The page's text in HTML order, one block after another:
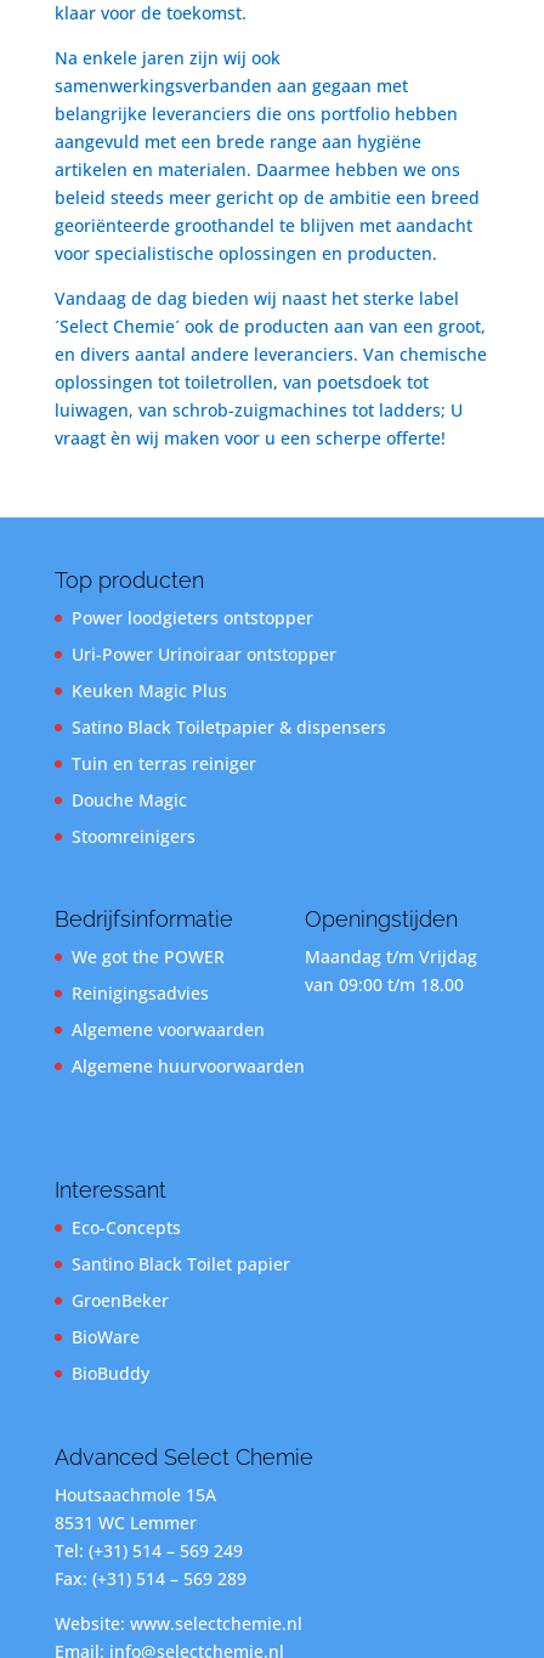
klaar voor de toekomst.
Na enkele jaren zijn wij ook
samenwerkingsverbanden aan gegaan met
belangrijke leveranciers die ons portfolio hebben
aangevuld met een brede range aan hygiëne
artikelen en materialen. Daarmee hebben we ons
beleid steeds meer gericht op de ambitie een breed
georiënteerde groothandel te blijven met aandacht
voor specialistische oplossingen en producten.
Vandaag de dag bieden wij naast het sterke label
´Select Chemie´ ook de producten aan van een groot,
en divers aantal andere leveranciers. Van chemische
oplossingen tot toiletrollen, van poetsdoek tot
luiwagen, van schrob-zuigmachines tot ladders; U
vraagt èn wij maken voor u een scherpe offerte!
Top producten
Power loodgieters ontstopper
Uri-Power Urinoiraar ontstopper
Keuken Magic Plus
Satino Black Toiletpapier & dispensers
Tuin en terras reiniger
Douche Magic
Stoomreinigers
Bedrijfsinformatie
We got the POWER
Reinigingsadvies
Algemene voorwaarden
Algemene huurvoorwaarden
Openingstijden
Maandag t/m Vrijdag
van 09:00 t/m 18.00
Interessant
Eco-Concepts
Santino Black Toilet papier
GroenBeker
BioWare
BioBuddy
Advanced Select Chemie
Houtsaachmole 15A
8531 WC Lemmer
Tel: (+31) 514 – 569 249
Fax: (+31) 514 – 569 289
Website: www.selectchemie.nl
Email: info@selectchemie.nl